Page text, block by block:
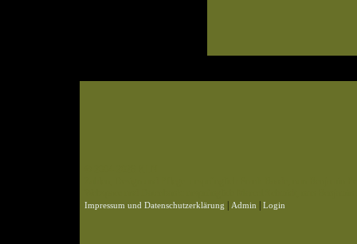
Impressum und Datenschutzerklärung Admin Login